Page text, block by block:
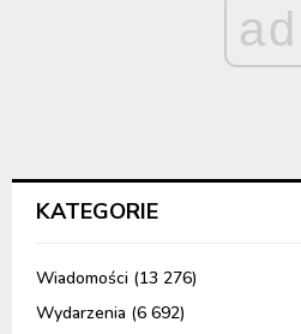
ad
KATEGORIE
Wiadomości (13 276)
Wydarzenia (6 692)